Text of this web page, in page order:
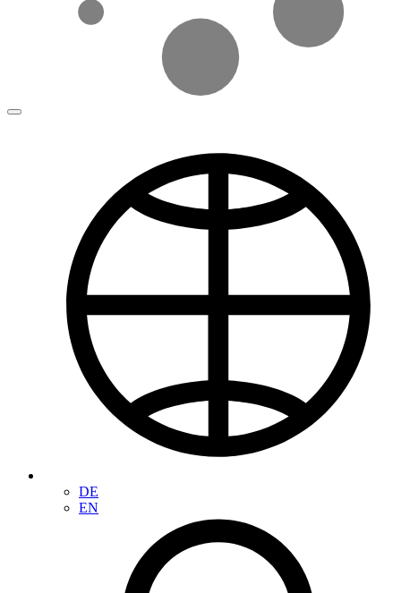
DE
EN